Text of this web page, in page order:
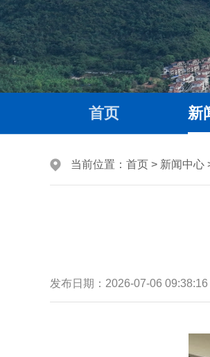
首页 新
当前位置： 首页 > 新闻中心
发布日期： 2026-07-06 09:38:16